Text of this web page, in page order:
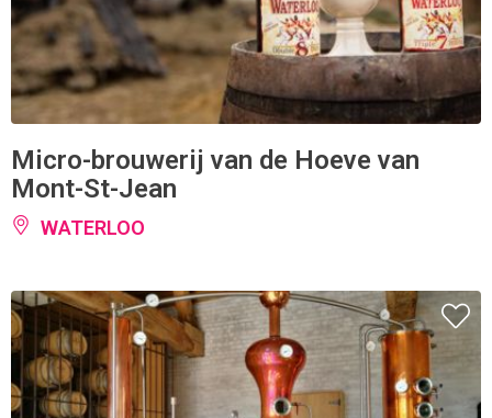
Micro-brouwerij van de Hoeve van
Mont-St-Jean
WATERLOO